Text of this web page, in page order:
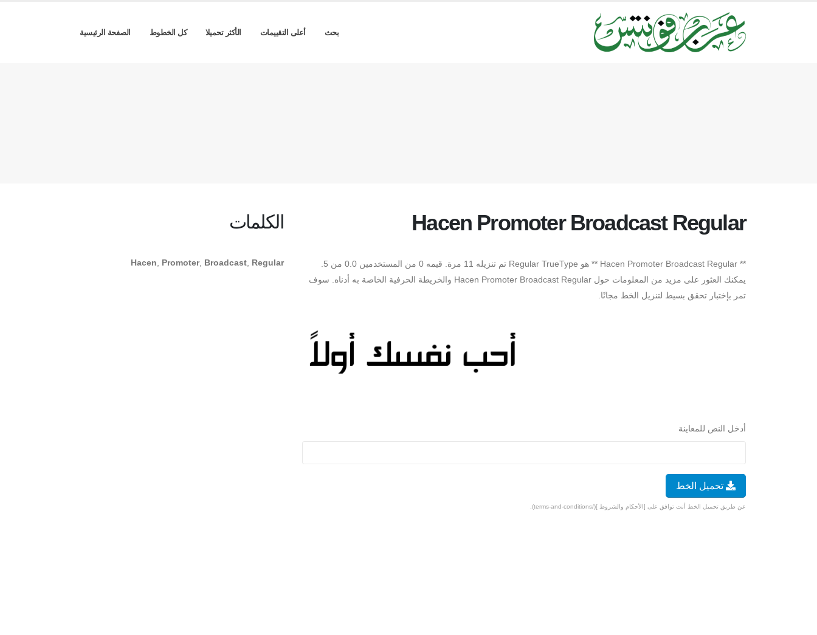
بحث أعلى التقييمات الأكثر تحميلا كل الخطوط الصفحة الرئيسية
Hacen Promoter Broadcast Regular
يمكنك العثور على مزيد من المعلومات حول Hacen Promoter Broadcast Regular والخريطة الحرفية الخاصة به أدناه. سوف
تمر بإختبار تحقق بسيط لتنزيل الخط مجانًا.
أدخل النص للمعاينة
تحميل الخط
عن طريق تحميل الخط أنت توافق على [الأحكام والشروط ](/terms-and-conditions).
الكلمات
Hacen Promoter, Broadcast Regular